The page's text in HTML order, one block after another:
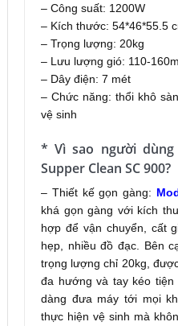
– Công suất: 1200W
– Kích thước: 54*46*55.5
– Trọng lượng: 20kg
– Lưu lượng gió: 110-
– Dây điện: 7 mét
– Chức năng: thổi khô
vệ sinh
* Vì sao người
Supper Clean SC 900?
– Thiết kế gọn gàng:
khá gọn gàng với kích
hợp để vận chuyển, cất
hẹp, nhiều đồ đạc. Bên
trọng lượng chỉ 20kg,
đa hướng và tay kéo
dàng đưa máy tới mọi
thực hiện vệ sinh mà